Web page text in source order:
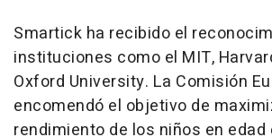
Smartick ha recibido el
instituciones como el MIT,
Oxford University. La Comisión
encomendó el objetivo de
rendimiento de los niños en edad